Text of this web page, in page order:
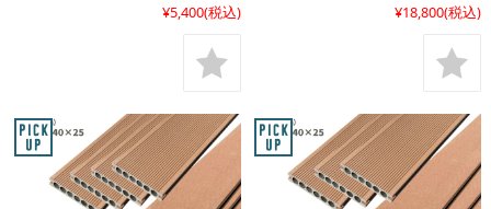
¥5,400(税込) ¥18,800(税込)